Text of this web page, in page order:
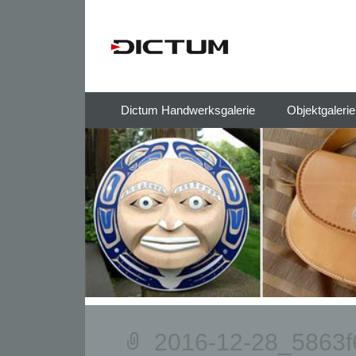
Inhalt
Dictum Handwerksgalerie
2016-12-